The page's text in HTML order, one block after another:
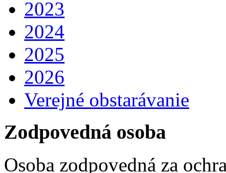
2023
2024
2025
2026
Verejné obstarávanie
Zodpovedná osoba
Osoba zodpovedná za